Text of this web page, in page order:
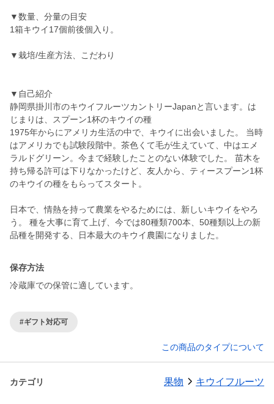
▼数量、分量の目安
1箱キウイ17個前後個入り。
▼栽培/生産方法、こだわり
▼自己紹介
静岡県掛川市のキウイフルーツカントリーJapanと言います。は
じまりは、スプーン1杯のキウイの種
1975年からにアメリカ生活の中で、キウイに出会いました。 当時
はアメリカでも試験段階中。茶色くて毛が生えていて、中はエメ
ラルドグリーン。今まで経験したことのない体験でした。 苗木を
持ち帰る許可は下りなかったけど、友人から、ティースプーン1杯
のキウイの種をもらってスタート。
日本で、情熱を持って農業をやるためには、新しいキウイをやろ
う。 種を大事に育て上げ、今では80種類700本、50種類以上の新
品種を開発する、日本最大のキウイ農園になりました。
保存方法
冷蔵庫での保管に適しています。
#ギフト対応可
この商品のタイプについて
カテゴリ 果物 キウイフルーツ